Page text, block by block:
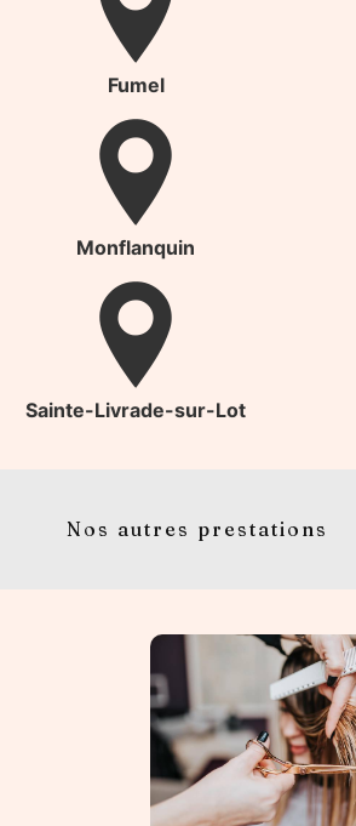
Fumel
Monflanquin
Sainte-Livrade-sur-Lot
Nos autres prestations